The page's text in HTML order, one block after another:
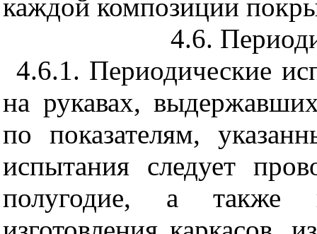
каждой композиции
4.6.
4.6.1. Периодические
на рукавах,
по показателям,
испытания следует
полугодие, а также